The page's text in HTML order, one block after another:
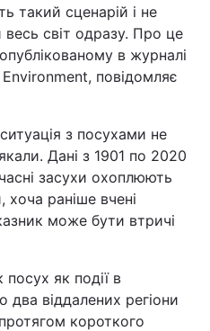
Наука
Лайт
Туризм
Погода
Регіони
Статті
такий сценарій і не
світ одразу. Про це
в журналі
повідомляє
з посухами не
Дані з 1901 по 2020
засухи охоплюють
раніше вчені
може бути втричі
як події в
два віддалених регіони
короткого